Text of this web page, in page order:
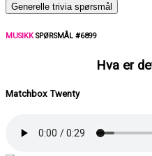
Generelle trivia spørsmål
MUSIKKSPØRSMÅL #6899
Hva er
Matchbox Twenty